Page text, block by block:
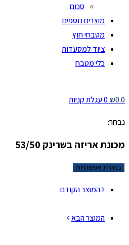
סכום
מוצרים נוספים
מטבחי חוץ
ציוד למסעדות
כלי מטבח
₪0.0
0 עגלת קניות
נבחר:
מכונת אריזה​ בשרינק 53/50
בחירת אפשרויות
המוצר הקודם
המוצר הבא